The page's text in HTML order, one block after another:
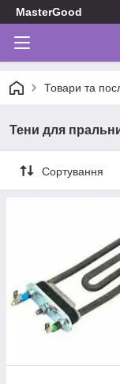
MasterGood
Товари та
Тени для
Сортування